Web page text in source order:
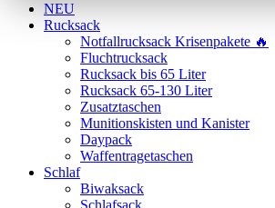
NEU
Rucksack
Notfallrucksack Krisenpakete 🔥
Fluchtrucksack
Rucksack bis 65 Liter
Rucksack 65-130 Liter
Zusatztaschen
Munitionskisten und Kanister
Daypack
Waffentragetaschen
Schlaf
Biwaksack
Schlafsack